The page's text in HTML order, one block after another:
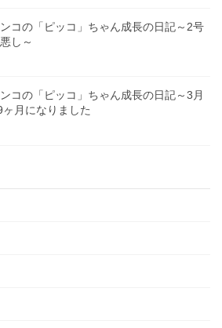
コの「ピッコ」ちゃん成長の日記～2号
し～
コの「ピッコ」ちゃん成長の日記～3月
月になりました